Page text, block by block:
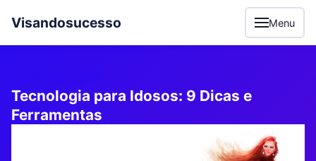
Visandosucesso Menu
Tecnologia para Idosos: 9 Dicas e
Ferramentas